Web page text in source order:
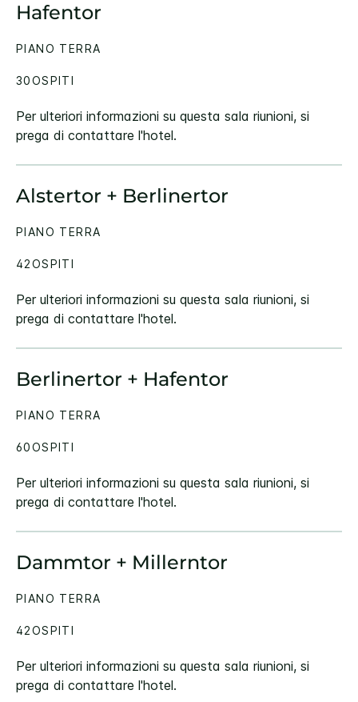
Hafentor
Per ulteriori informazioni su questa sala riunioni, si
prega di contattare l'hotel.
PIANO TERRA
30OSPITI
Alstertor + Berlinertor
Per ulteriori informazioni su questa sala riunioni, si
prega di contattare l'hotel.
PIANO TERRA
42OSPITI
Berlinertor + Hafentor
Per ulteriori informazioni su questa sala riunioni, si
prega di contattare l'hotel.
PIANO TERRA
60OSPITI
Dammtor + Millerntor
Per ulteriori informazioni su questa sala riunioni, si
prega di contattare l'hotel.
PIANO TERRA
42OSPITI